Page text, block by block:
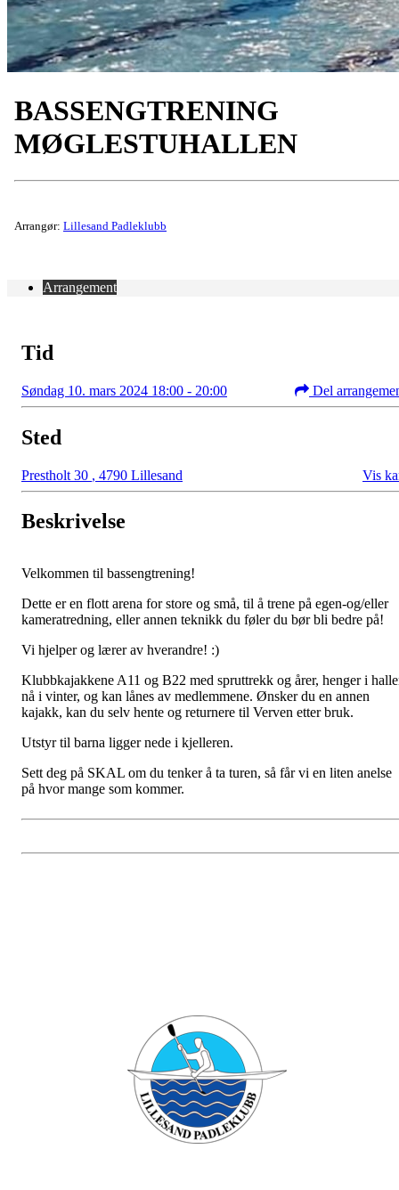
BASSENGTRENING
MØGLESTUHALLEN
Arrangør: Lillesand Padleklubb
Arrangement
Tid
Søndag 10. mars 2024 18:00 - 20:00 Del
Sted
Prestholt 30 , 4790 Lillesand Vis
Beskrivelse
Velkommen til bassengtrening!
Dette er en flott arena for store og små, til å trene på egen-og/eller
kameratredning, eller annen teknikk du føler du bør bli bedre på!
Vi hjelper og lærer av hverandre! :)
Klubbkajakkene A11 og B22 med spruttrekk og årer, henger i
nå i vinter, og kan lånes av medlemmene. Ønsker du en annen
kajakk, kan du selv hente og returnere til Verven etter bruk.
Utstyr til barna ligger nede i kjelleren.
Sett deg på SKAL om du tenker å ta turen, så får vi en liten anelse
på hvor mange som kommer.